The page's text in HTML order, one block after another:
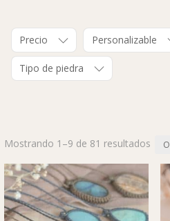
Precio Personalizable
Tipo de piedra
Mostrando 1–9 de 81 resultados